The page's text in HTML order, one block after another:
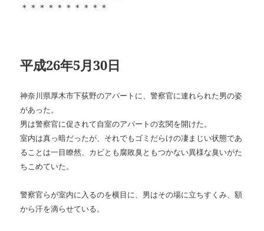
＊＊＊＊＊＊＊＊＊＊
平成26年5月30日
神奈川県厚木市下荻野のアパートに、警察官に連れられた男の姿
があった。
男は警察官に促されて自室のアパートの玄関を開けた。
室内は真っ暗だったが、それでもゴミだらけの凄まじい状態であ
ることは一目瞭然、カビとも腐敗臭ともつかない異様な臭いがた
ちこめていた。
警察官らが室内に入るのを横目に、男はその場に立ちすくみ、額
から汗を滴らせている。